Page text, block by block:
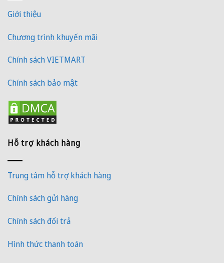
Giới thiệu
Chương trình khuyến mãi
Chính sách VIETMART
Chính sách bảo mật
Hỗ trợ khách hàng
Trung tâm hỗ trợ khách hàng
Chính sách gửi hàng
Chính sách đổi trả
Hình thức thanh toán